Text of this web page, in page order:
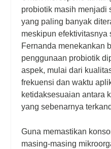
probiotik masih menjadi
yang paling banyak
meskipun efektivitasnya
Fernanda menekankan
penggunaan probiotik
aspek, mulai dari
frekuensi dan waktu
ketidaksesuaian antara
yang sebenarnya
Guna memastikan
masing-masing